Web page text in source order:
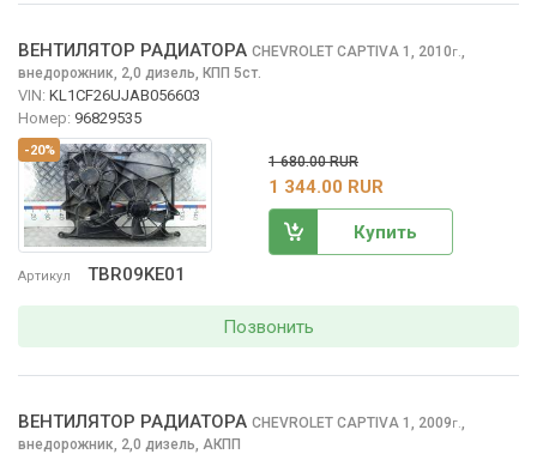
-20%
Артикул TBR09KE01
ВЕНТИЛЯТОР РАДИАТОРА CHEVROLET CAPTIVA 1, 2010г.,
внедорожник, 2,0 дизель, КПП 5ст.
VIN: KL1CF26UJAB056603
Номер: 96829535
1 680.00 RUR
1 344.00 RUR
Купить
Позвонить
ВЕНТИЛЯТОР РАДИАТОРА CHEVROLET CAPTIVA 1, 2009г.,
внедорожник, 2,0 дизель, АКПП